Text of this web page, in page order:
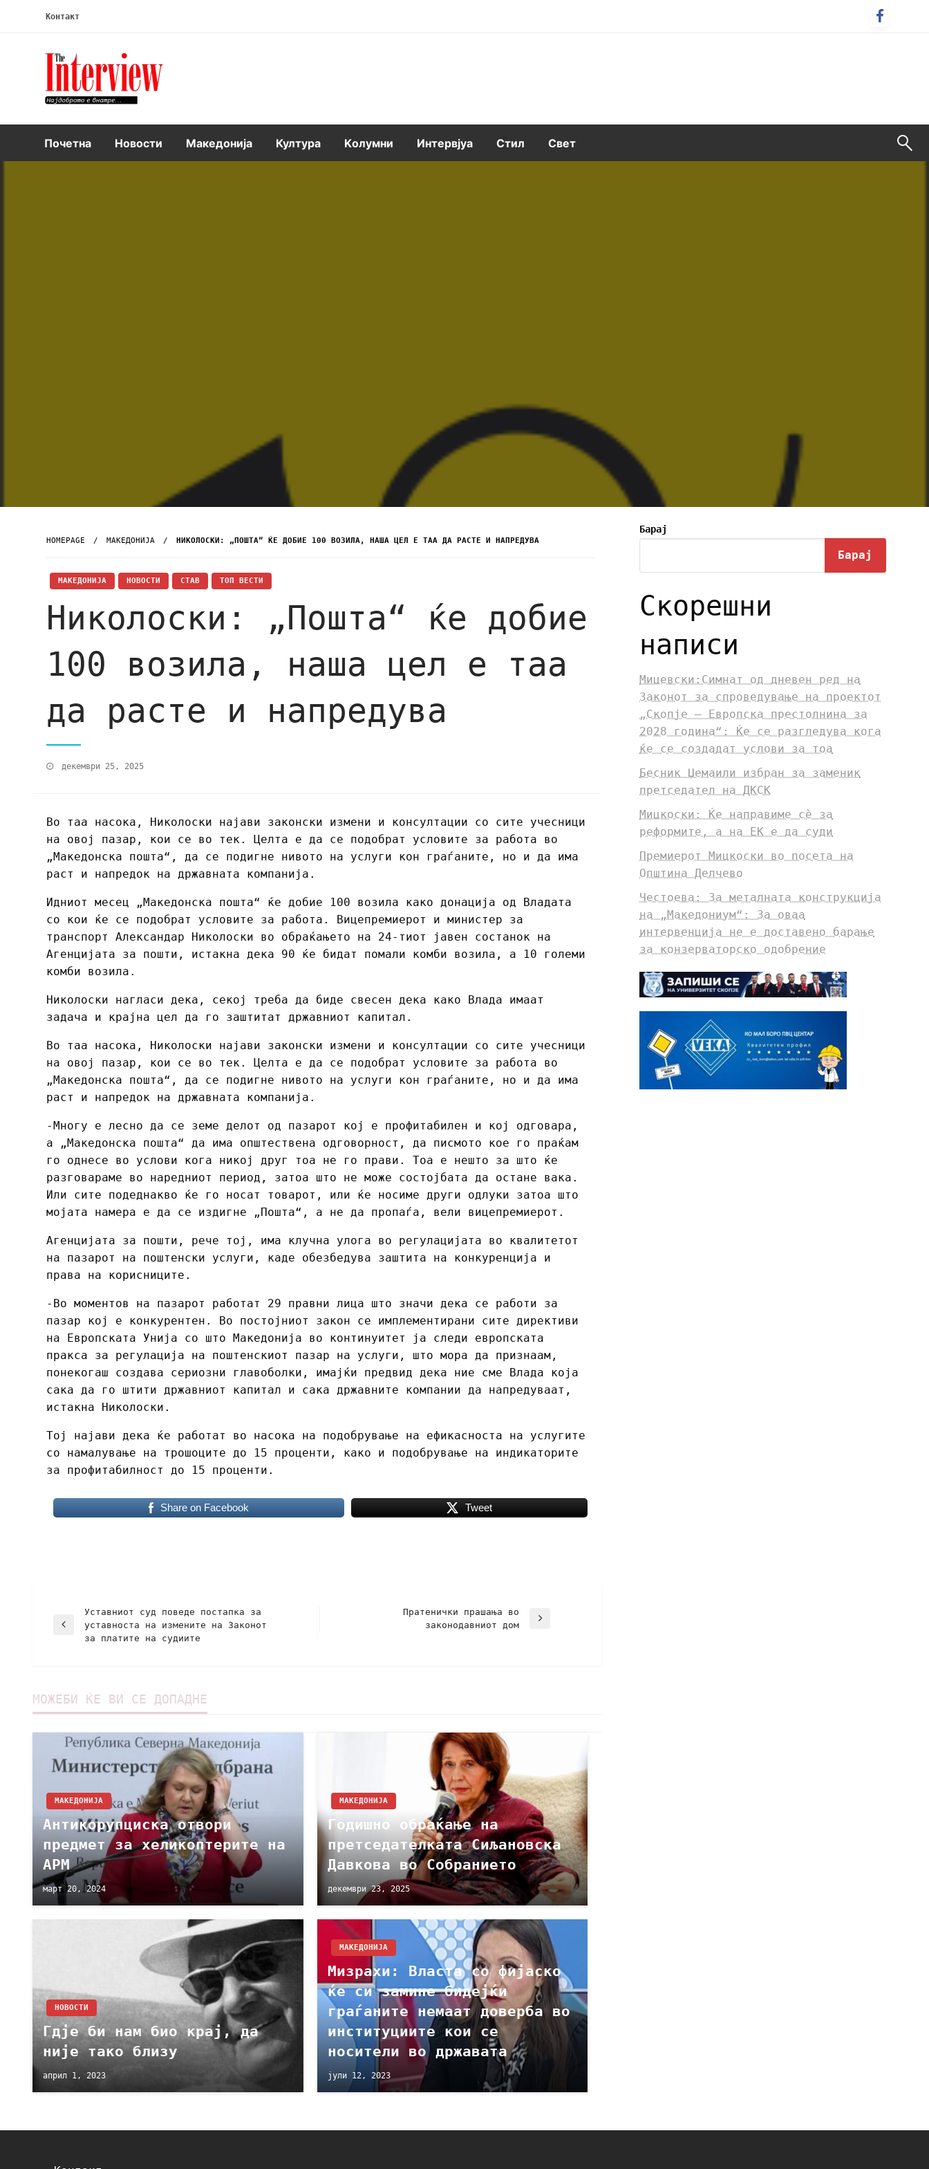
Контакт
Интервју
Почетна Новости Македонија Култура Kолумни Интервјуа Стил Свет
HOMEPAGE МАКЕДОНИЈА НИКОЛОСКИ: „ПОШТА“ ЌЕ ДОБИЕ 100 ВОЗИЛА, НАША ЦЕЛ Е ТАА ДА РАСТЕ И НАПРЕДУВА
МАКЕДОНИЈА НОВОСТИ СТАВ ТОП ВЕСТИ
Николоски: „Пошта“ ќе добие
100 возила, наша цел е таа
да расте и напредува
декември 25, 2025
Во таа насока, Николоски најави законски измени и консултации со сите учесници
на овој пазар, кои се во тек. Целта е да се подобрат условите за работа во
„Македонска пошта“, да се подигне нивото на услуги кон граѓаните, но и да има
раст и напредок на државната компанија.
Идниот месец „Македонска пошта“ ќе добие 100 возила како донација од Владата
со кои ќе се подобрат условите за работа. Вицепремиерот и министер за
транспорт Александар Николоски во обраќањето на 24-тиот јавен состанок на
Агенцијата за пошти, истакна дека 90 ќе бидат помали комби возила, а 10 големи
комби возила.
Николоски нагласи дека, секој треба да биде свесен дека како Влада имаат
задача и крајна цел да го заштитат државниот капитал.
Во таа насока, Николоски најави законски измени и консултации со сите учесници
на овој пазар, кои се во тек. Целта е да се подобрат условите за работа во
„Македонска пошта“, да се подигне нивото на услуги кон граѓаните, но и да има
раст и напредок на државната компанија.
-Многу е лесно да се земе делот од пазарот кој е профитабилен и кој одговара,
а „Македонска пошта“ да има општествена одговорност, да писмото кое го праќам
го однесе во услови кога никој друг тоа не го прави. Тоа е нешто за што ќе
разговараме во наредниот период, затоа што не може состојбата да остане вака.
Или сите подеднакво ќе го носат товарот, или ќе носиме други одлуки затоа што
мојата намера е да се издигне „Пошта“, а не да пропаѓа, вели вицепремиерот.
Агенцијата за пошти, рече тој, има клучна улога во регулацијата во квалитетот
на пазарот на поштенски услуги, каде обезбедува заштита на конкуренција и
права на корисниците.
-Во моментов на пазарот работат 29 правни лица што значи дека се работи за
пазар кој е конкурентен. Во постојниот закон се имплементирани сите директиви
на Европската Унија со што Македонија во континуитет ја следи европската
пракса за регулација на поштенскиот пазар на услуги, што мора да признаам,
понекогаш создава сериозни главоболки, имајќи предвид дека ние сме Влада која
сака да го штити државниот капитал и сака државните компании да напредуваат,
истакна Николоски.
Тој најави дека ќе работат во насока на подобрување на ефикасноста на услугите
со намалување на трошоците до 15 проценти, како и подобрување на индикаторите
за профитабилност до 15 проценти.
Share on Facebook Tweet
Уставниот суд поведе постапка за
уставноста на измените на Законот
за платите на судиите
Пратенички прашања во
законодавниот дом
МОЖЕБИ ЌЕ ВИ СЕ ДОПАДНЕ
МАКЕДОНИЈА
Антикорупциска отвори
предмет за хеликоптерите на
АРМ
март 20, 2024
МАКЕДОНИЈА
Годишно обраќање на
претседателката Сиљановска
Давкова во Собранието
декември 23, 2025
НОВОСТИ
Гдје би нам био крај, да
није тако близу
април 1, 2023
МАКЕДОНИЈА
Мизрахи: Власта со фијаско
ќе си замине бидејќи
граѓаните немаат доверба во
институциите кои се
носители во државата
јули 12, 2023
Барај
Барај
Скорешни
написи
Мицевски:Симнат од дневен ред на
Законот за спроведување на проектот
„Скопје – Европска престолнина за
2028 година“: Ќе се разгледува кога
ќе се создадат услови за тоа
Бесник Џемаили избран за заменик
претседател на ДКСК
Мицкоски: Ќе направиме сè за
реформите, а на ЕК е да суди
Премиерот Мицкоски во посета на
Општина Делчево
Честоева: За металната конструкција
на „Македониум“: За оваа
интервенција не е доставено барање
за конзерваторско одобрение